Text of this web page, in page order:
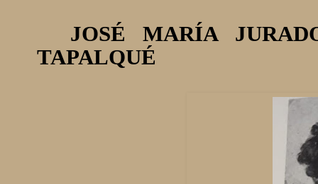
JOSÉ MARÍA
TAPALQUÉ